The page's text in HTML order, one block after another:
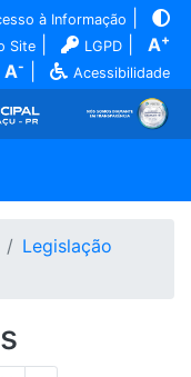
à Informação
Site LGPD A+
A- Acessibilidade
Legislação